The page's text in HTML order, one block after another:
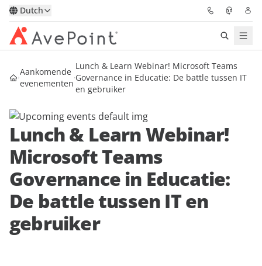
Dutch
Oplossingen
Prijzen
Partners
Bronnen
Over
Aankomende
evenementen
Lunch & Learn Webinar! Microsoft Teams
Governance in Educatie: De battle tussen IT
en gebruiker
Lunch & Learn Webinar!
Microsoft Teams
Governance in Educatie:
De battle tussen IT en
gebruiker